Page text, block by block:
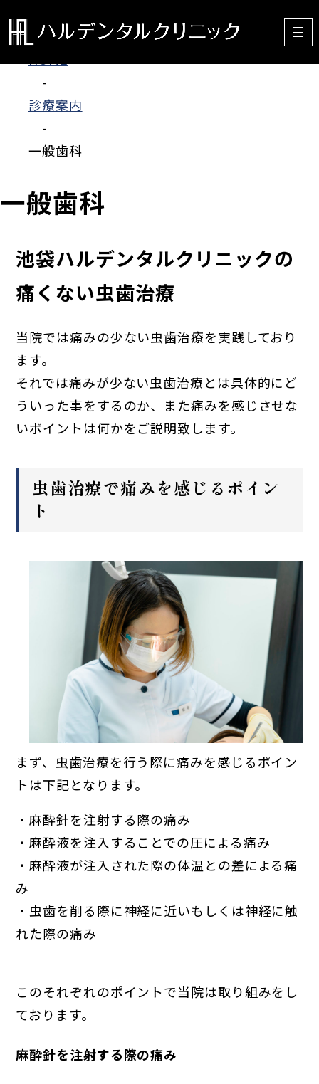
-
診療案内
-
一般歯科
一般歯科
池袋ハルデンタルクリニックの
痛くない虫歯治療
当院では痛みの少ない虫歯治療を実践しており
ます。
それでは痛みが少ない虫歯治療とは具体的にど
ういった事をするのか、また痛みを感じさせな
いポイントは何かをご説明致します。
虫歯治療で痛みを感じるポイン
ト
まず、虫歯治療を行う際に痛みを感じるポイン
トは下記となります。
・麻酔針を注射する際の痛み
・麻酔液を注入することでの圧による痛み
・麻酔液が注入された際の体温との差による痛
み
・虫歯を削る際に神経に近いもしくは神経に触
れた際の痛み
このそれぞれのポイントで当院は取り組みをし
ております。
麻酔針を注射する際の痛み